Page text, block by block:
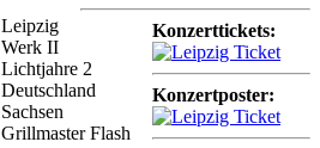
Leipzig
Werk II
Lichtjahre 2
Deutschland
Sachsen
Grillmaster Flash
Konzerttickets:
Konzertposter: